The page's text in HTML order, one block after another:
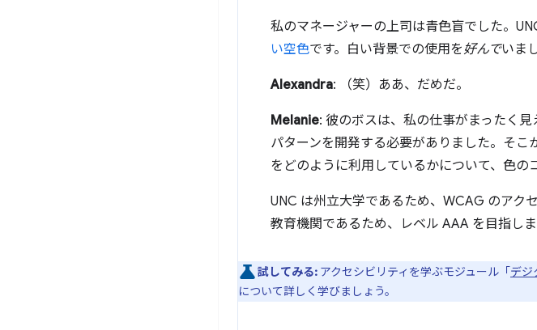
私のマネージャーの上司は青色盲でした。
い空色です。白い背景での使用を好んでいま
Alexandra: （笑）ああ、だめだ。
Melanie: 彼のボスは、私の仕事がまったく
パターンを開発する必要がありました。そ
をどのように利用しているかについて、色の
UNC は州立大学であるため、WCAG のアク
教育機関であるため、レベル AAA を目指しま
試してみる: アクセシビリティを学ぶモジュール「デジ
について詳しく学びましょう。